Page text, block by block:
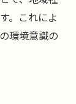
。これによ
環境意識の